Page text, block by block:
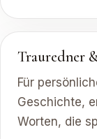
Trauredner
Für
Geschichte,
Worten, die